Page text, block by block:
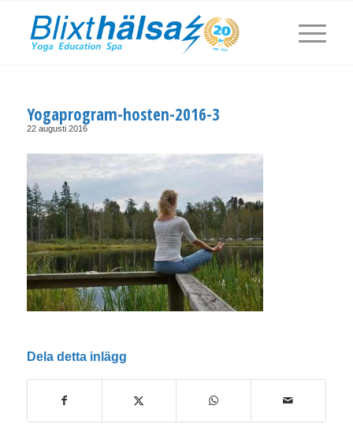
Yogaprogram-hosten-2016-3
22 augusti 2016
Dela detta inlägg